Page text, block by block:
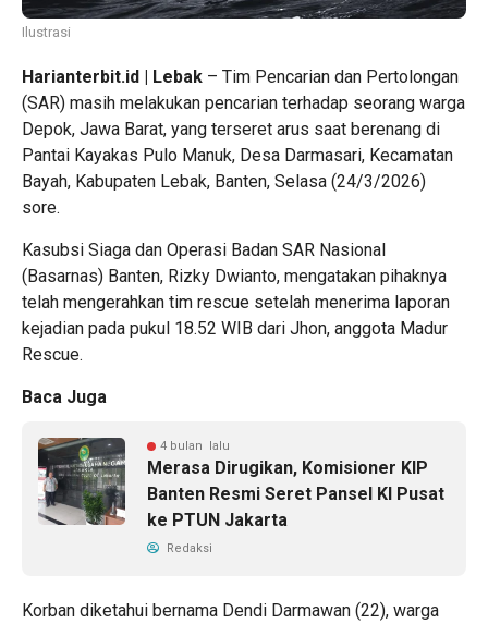
Ilustrasi
Harianterbit.id | Lebak – Tim Pencarian dan Pertolongan
(SAR) masih melakukan pencarian terhadap seorang warga
Depok, Jawa Barat, yang terseret arus saat berenang di
Pantai Kayakas Pulo Manuk, Desa Darmasari, Kecamatan
Bayah, Kabupaten Lebak, Banten, Selasa (24/3/2026)
sore.
Kasubsi Siaga dan Operasi Badan SAR Nasional
(Basarnas) Banten, Rizky Dwianto, mengatakan pihaknya
telah mengerahkan tim rescue setelah menerima laporan
kejadian pada pukul 18.52 WIB dari Jhon, anggota Madur
Rescue.
Baca Juga
4 bulan lalu
Merasa Dirugikan, Komisioner KIP
Banten Resmi Seret Pansel KI Pusat
ke PTUN Jakarta
Redaksi
Korban diketahui bernama Dendi Darmawan (22), warga